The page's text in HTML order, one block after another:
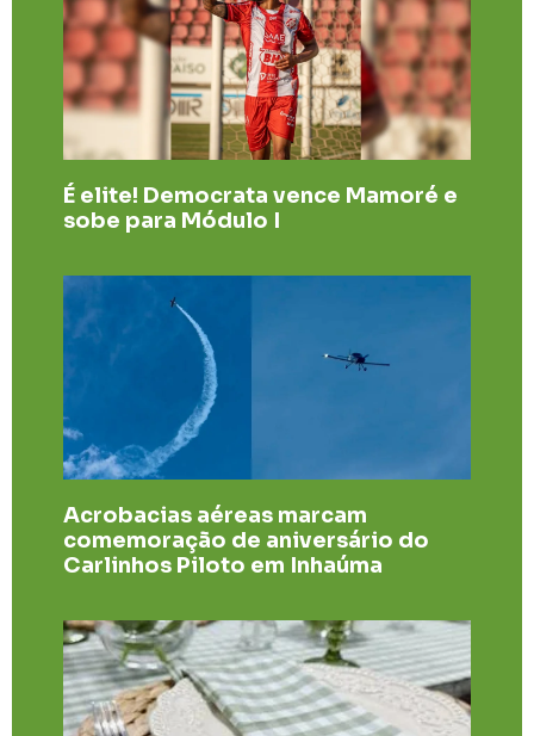
É elite! Democrata vence Mamoré e
sobe para Módulo I
Acrobacias aéreas marcam
comemoração de aniversário do
Carlinhos Piloto em Inhaúma